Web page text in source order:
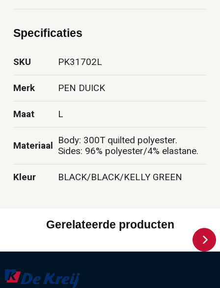
Specificaties
SKU PK31702L
Merk PEN DUICK
Maat L
Materiaal
Body: 300T quilted polyester.
Sides: 96% polyester/4% elastane.
Kleur BLACK/BLACK/KELLY GREEN
Gerelateerde producten